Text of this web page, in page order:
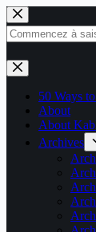
Passer
au
contenu
Aucun
résultat
50 Ways
About
About
Archives